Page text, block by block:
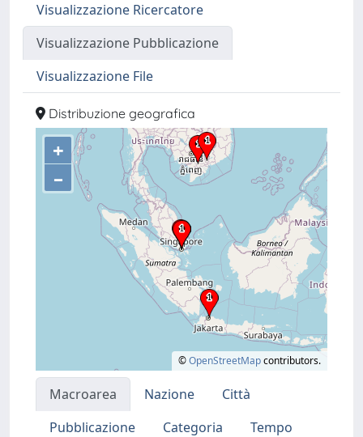
Visualizzazione Ricercatore
Visualizzazione Pubblicazione
Visualizzazione File
Distribuzione geografica
+
–
©OpenStreetMapcontributors.
Macroarea Nazione
Città
Pubblicazione
Categoria
Tempo